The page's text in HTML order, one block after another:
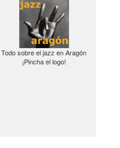
Todo sobre el jazz en Aragón
¡Pincha el logo!